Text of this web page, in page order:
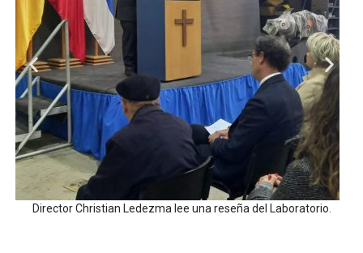
Laboratorio.
Profesor Juan Carlos De La Llera comparte